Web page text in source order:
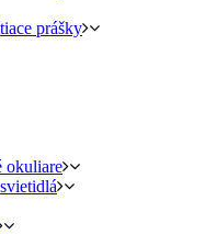
prášky
okuliare